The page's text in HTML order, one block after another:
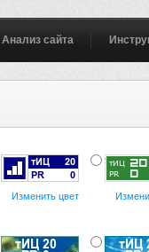
Анализ сайта
Изменить цвет